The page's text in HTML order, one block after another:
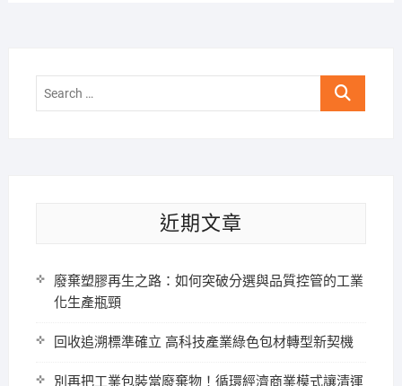
Search
近期文章
廢棄塑膠再生之路：如何突破分選與品質控管的工業
化生產瓶頸
回收追溯標準確立 高科技產業綠色包材轉型新契機
別再把工業包裝當廢棄物！循環經濟商業模式讓清運